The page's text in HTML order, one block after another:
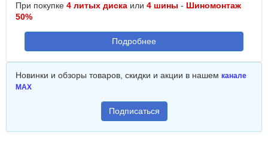
При покупке 4 литых диска или 4 шины - Шиномонтаж
50%
Подробнее
Новинки и обзоры товаров, скидки и акции в нашем канале
MAX
Подписаться